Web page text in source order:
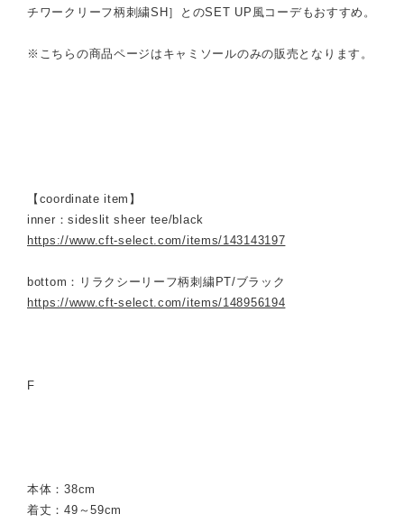
チワークリーフ柄刺繍SH］とのSET UP風コーデもおすすめ。
※こちらの商品ページはキャミソールのみの販売となります。
【coordinate item】
inner：sideslit sheer tee/black
https://www.cft-select.com/items/143143197
bottom：リラクシーリーフ柄刺繍PT/ブラック
https://www.cft-select.com/items/148956194
F
本体：38cm
着丈：49～59cm